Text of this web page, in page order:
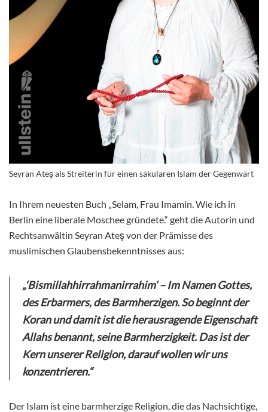
Seyran Ateş als Streiterin für einen säkularen Islam der Gegenwart
In Ihrem neuesten Buch „Selam, Frau Imamin. Wie ich in
Berlin eine liberale Moschee gründete.“ geht die Autorin und
Rechtsanwältin Seyran Ateş von der Prämisse des
muslimischen Glaubensbekenntnisses aus:
„‘Bismillahhirrahmanirrahim‘ – Im Namen Gottes,
des Erbarmers, des Barmherzigen. So beginnt der
Koran und damit ist die herausragende Eigenschaft
Allahs benannt, seine Barmherzigkeit. Das ist der
Kern unserer Religion, darauf wollen wir uns
konzentrieren.“
Der Islam ist eine barmherzige Religion, die das Nachsichtige,